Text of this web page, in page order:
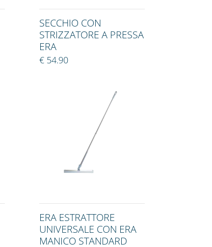
SECCHIO CON
STRIZZATORE A PRESSA
ERA
€ 54.90
ERA ESTRATTORE
UNIVERSALE CON ERA
MANICO STANDARD